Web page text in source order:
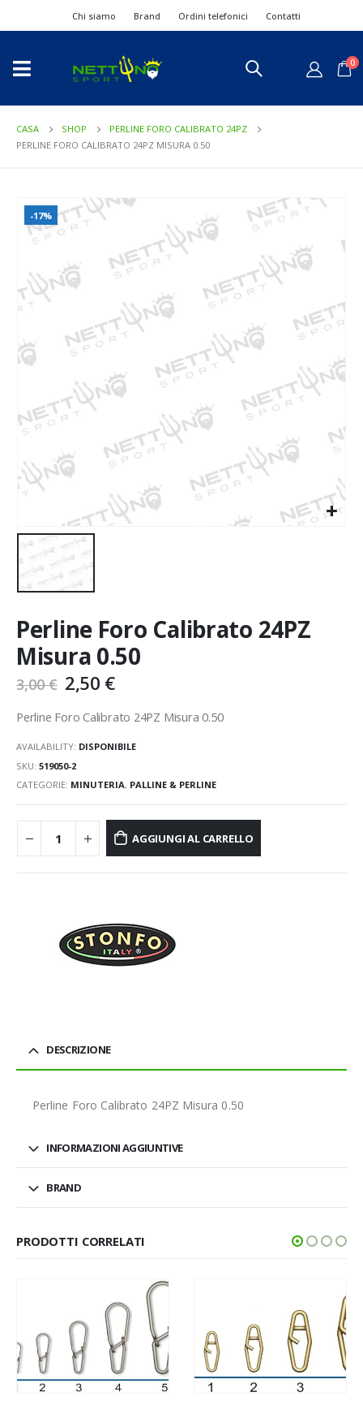
Chi siamo Brand Ordini telefonici Contatti
0
CASA SHOP
PERLINE FORO CALIBRATO 24PZ
PERLINE FORO CALIBRATO 24PZ MISURA 0.50
-17%
Perline Foro Calibrato 24PZ
Misura 0.50
3,00€ 2,50 €
Perline Foro Calibrato 24PZ Misura 0.50
AVAILABILITY: DISPONIBILE
SKU: 519050-2
CATEGORIE: MINUTERIA, PALLINE & PERLINE
AGGIUNGI AL CARRELLO
DESCRIZIONE
Perline Foro Calibrato 24PZ Misura 0.50
INFORMAZIONI AGGIUNTIVE
BRAND
PRODOTTI CORRELATI